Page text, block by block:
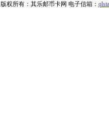
版权所有：其乐邮币卡网 电子信箱：